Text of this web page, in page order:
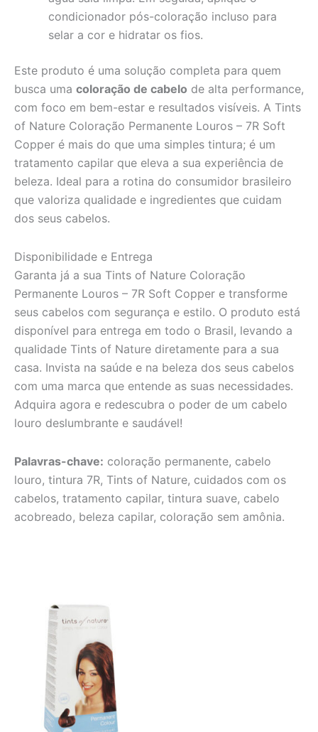
condicionador pós-coloração incluso para
selar a cor e hidratar os fios.
Este produto é uma solução completa para quem
busca uma coloração de cabelo de alta performance,
com foco em bem-estar e resultados visíveis. A Tints
of Nature Coloração Permanente Louros – 7R Soft
Copper é mais do que uma simples tintura; é um
tratamento capilar que eleva a sua experiência de
beleza. Ideal para a rotina do consumidor brasileiro
que valoriza qualidade e ingredientes que cuidam
dos seus cabelos.
Disponibilidade e Entrega
Garanta já a sua Tints of Nature Coloração
Permanente Louros – 7R Soft Copper e transforme
seus cabelos com segurança e estilo. O produto está
disponível para entrega em todo o Brasil, levando a
qualidade Tints of Nature diretamente para a sua
casa. Invista na saúde e na beleza dos seus cabelos
com uma marca que entende as suas necessidades.
Adquira agora e redescubra o poder de um cabelo
louro deslumbrante e saudável!
Palavras-chave: coloração permanente, cabelo
louro, tintura 7R, Tints of Nature, cuidados com os
cabelos, tratamento capilar, tintura suave, cabelo
acobreado, beleza capilar, coloração sem amônia.